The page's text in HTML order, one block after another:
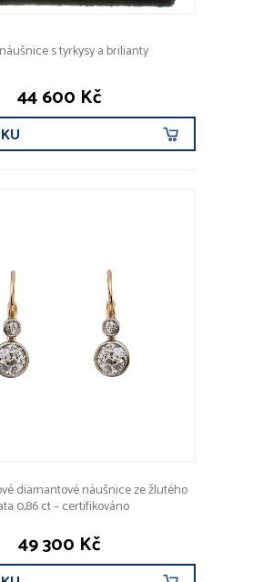
s tyrkysy a brilianty
44 600 Kč
diamantové náušnice ze žlutého
0,86 ct – certifikováno
49 300 Kč